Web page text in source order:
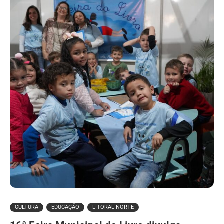
CULTURA EDUCAÇÃO LITORAL NORTE